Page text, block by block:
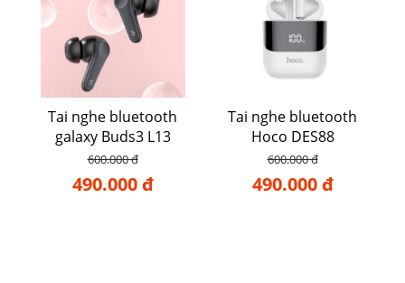
Tai nghe bluetooth
galaxy Buds3 L13
600.000 đ
490.000 đ
Tai nghe bluetooth
Hoco DES88
600.000 đ
490.000 đ